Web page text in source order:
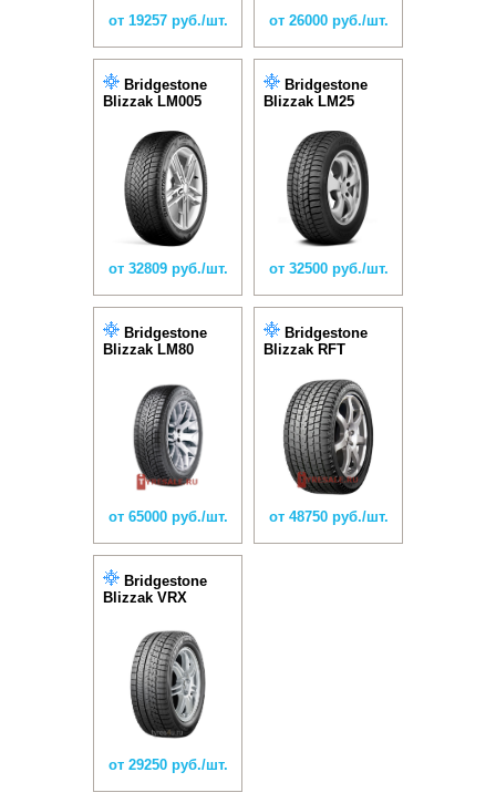
от 19257 руб./шт. от 26000 руб./шт.
Bridgestone
Blizzak LM005
от 32809 руб./шт.
Bridgestone
Blizzak LM25
от 32500 руб./шт.
Bridgestone
Blizzak LM80
от 65000 руб./шт.
Bridgestone
Blizzak RFT
от 48750 руб./шт.
Bridgestone
Blizzak VRX
от 29250 руб./шт.